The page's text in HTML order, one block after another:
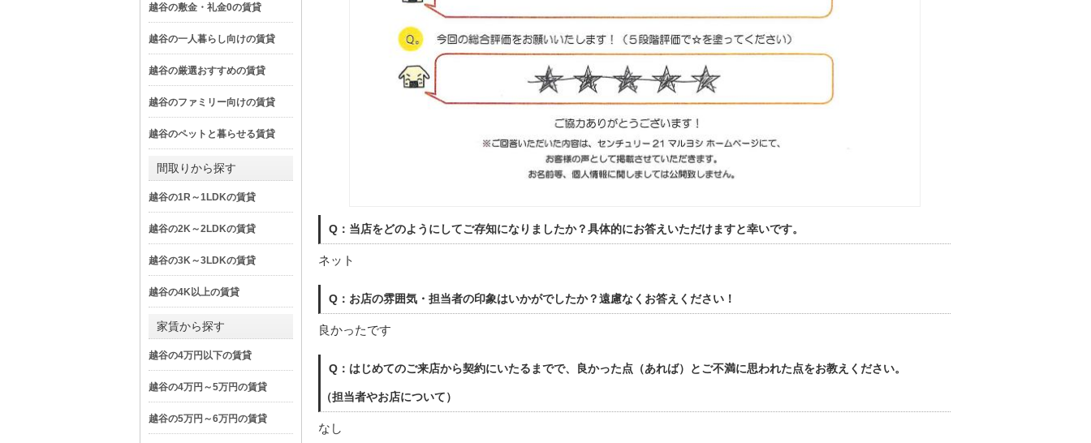
Q：当店をどのようにしてご存知になりましたか？具体的にお答えいただけますと幸いです。
ネット
Q：お店の雰囲気・担当者の印象はいかがでしたか？遠慮なくお答えください！
良かったです
Q：はじめてのご来店から契約にいたるまでで、良かった点（あれば）とご不満に思われた点をお教えください。
（担当者やお店について）
なし
越谷の敷金・礼金0の賃貸
越谷の一人暮らし向けの賃貸
越谷の厳選おすすめの賃貸
越谷のファミリー向けの賃貸
越谷のペットと暮らせる賃貸
間取りから探す
越谷の1R～1LDKの賃貸
越谷の2K～2LDKの賃貸
越谷の3K～3LDKの賃貸
越谷の4K以上の賃貸
家賃から探す
越谷の4万円以下の賃貸
越谷の4万円～5万円の賃貸
越谷の5万円～6万円の賃貸